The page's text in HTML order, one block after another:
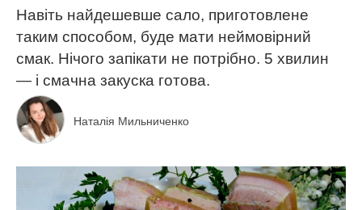
Навіть найдешевше сало, приготовлене
таким способом, буде мати неймовірний
смак. Нічого запікати не потрібно. 5 хвилин
— і смачна закуска готова.
Наталія Мильниченко